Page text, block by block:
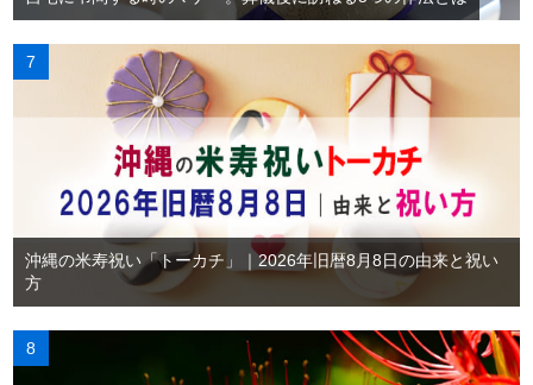
沖縄の米寿祝い「トーカチ」｜2026年旧暦8月8日の由来と祝い
方